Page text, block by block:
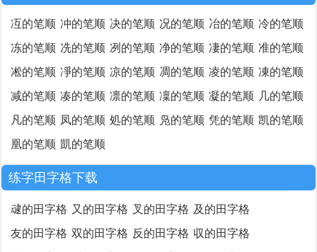
冱的笔顺 冲的笔顺 决的笔顺 况的笔顺 冶的笔顺 冷的笔顺
冻的笔顺 冼的笔顺 冽的笔顺 净的笔顺 凄的笔顺 准的笔顺
凇的笔顺 凈的笔顺 凉的笔顺 凋的笔顺 凌的笔顺 凍的笔顺
减的笔顺 凑的笔顺 凛的笔顺 凜的笔顺 凝的笔顺 几的笔顺
凡的笔顺 凤的笔顺 処的笔顺 凫的笔顺 凭的笔顺 凯的笔顺
凰的笔顺 凱的笔顺
练字田字格下载
叇的田字格 又的田字格 叉的田字格 及的田字格
友的田字格 双的田字格 反的田字格 収的田字格